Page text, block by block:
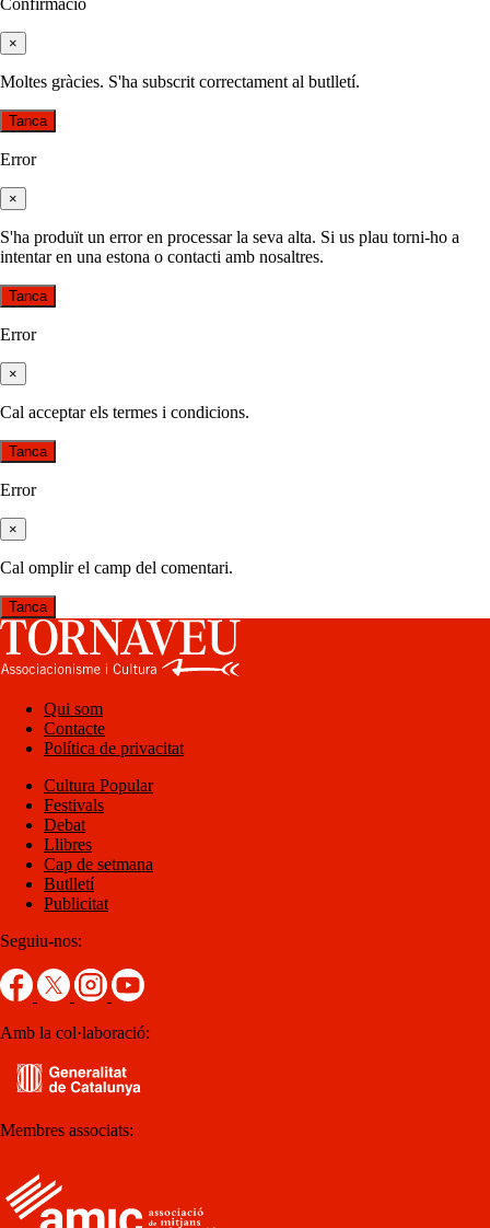
×
Moltes gràcies. S'ha subscrit correctament al butlletí.
Tanca
Error
×
S'ha produït un error en processar la seva alta. Si us plau torni-ho a
intentar en una estona o contacti amb nosaltres.
Tanca
Error
×
Cal acceptar els termes i condicions.
Tanca
Error
×
Cal omplir el camp del comentari.
Tanca
Qui som
Contacte
Política de privacitat
Cultura Popular
Festivals
Debat
Llibres
Cap de setmana
Butlletí
Publicitat
Seguiu-nos:
Amb la col·laboració:
Membres associats: